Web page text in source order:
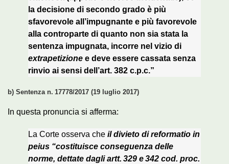
la decisione di secondo grado è più
sfavorevole all’impugnante e più favorevole
alla controparte di quanto non sia stata la
sentenza impugnata, incorre nel vizio di
extrapetizione e deve essere cassata senza
rinvio ai sensi dell’art. 382 c.p.c.”
b) Sentenza n. 17778/2017 (19 luglio 2017)
In questa pronuncia si afferma:
La Corte osserva che il divieto di reformatio in
peius “costituisce conseguenza delle
norme, dettate dagli artt. 329 e 342 cod. proc.